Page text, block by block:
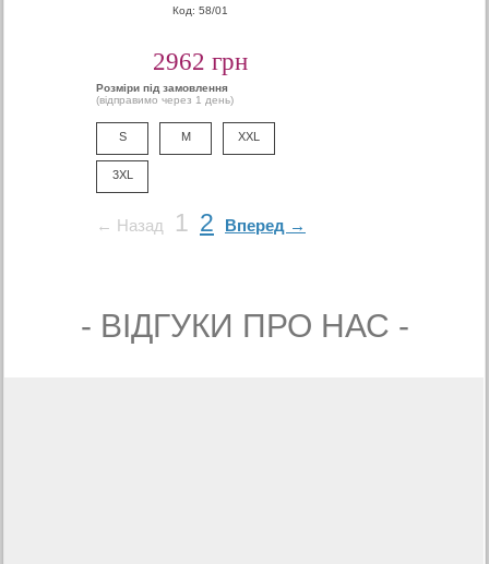
Код: 58/01
2962 грн
Розміри під замовлення
(відправимо через 1 день)
S M XXL
3XL
← Назад 1 2 Вперед →
- ВIДГУКИ ПРО НАС -